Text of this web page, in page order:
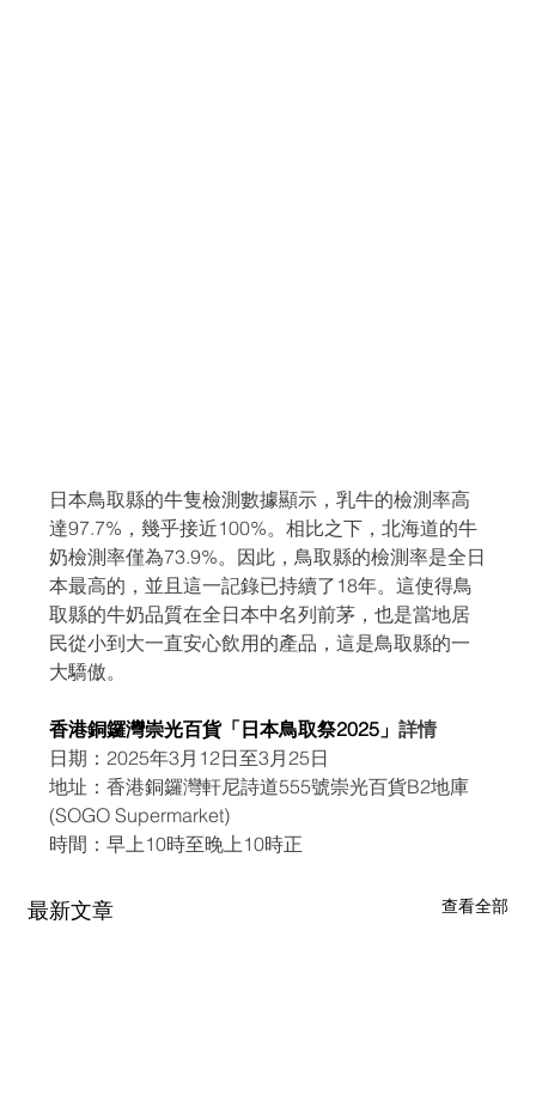
日本鳥取縣的牛隻檢測數據顯示，乳牛的檢測率高
達97.7%，幾乎接近100%。相比之下，北海道的牛
奶檢測率僅為73.9%。因此，鳥取縣的檢測率是全日
本最高的，並且這一記錄已持續了18年。這使得鳥
取縣的牛奶品質在全日本中名列前茅，也是當地居
民從小到大一直安心飲用的產品，這是鳥取縣的一
大驕傲。
香港銅鑼灣崇光百貨「日本鳥取祭2025」 詳情
日期：2025年3月12日至3月25日
地址：香港銅鑼灣軒尼詩道555號崇光百貨B2地庫
(SOGO Supermarket)
時間：早上10時至晚上10時正
最新文章 查看全部